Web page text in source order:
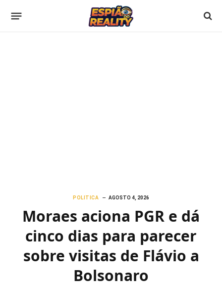
POLITICA AGOSTO 4, 2026
Moraes aciona PGR e dá
cinco dias para parecer
sobre visitas de Flávio a
Bolsonaro